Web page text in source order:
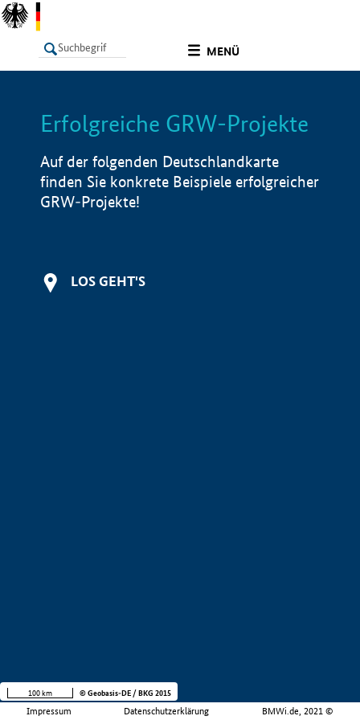
MENÜ
LISTE Info
Erfolgreiche GRW-Projekte
Auf der folgenden Deutschlandkarte
finden Sie konkrete Beispiele erfolgreicher
GRW-Projekte!
LOS GEHT'S
Impressum Datenschutzerklärung BMWi.de, 2021 ©
100 km © Geobasis-DE / BKG 2015